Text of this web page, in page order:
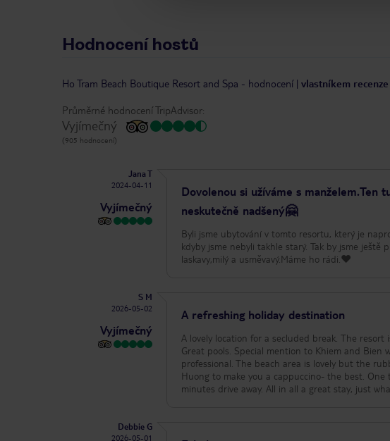
Hodnocení hostů
Ho Tram Beach Boutique Resort and Spa - hodnocení | vlastníkem
Průměrné hodnocení TripAdvisor:
Vyjímečný
(905 hodnocení)
Jana T
2024-04-11
Vyjímečný
Dovolenou si užíváme s manželem.Ten
neskutečně nadšený🤗
Byli jsme ubytování v tomto resortu, který je
kdyby jsme nebyli takhle starý. Tak by jsme
laskavy,milý a usměvavý.Máme ho rádi.❤️
S M
2026-05-02
Vyjímečný
A refreshing holiday destination
A lovely location for a secluded break. The
Great pools. Special mention to Khiem and
professional. The beach area is lovely but the rubbish does detract from the view near the waters edge. Ask
Huong to make you a cappuccino- the best.
minutes drive away. All in all a great stay, just
Debbie G
2026-05-01